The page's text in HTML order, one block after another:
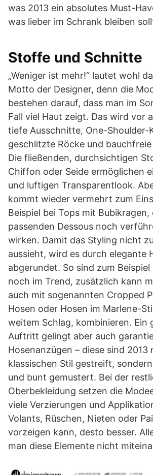
was 2013 ein absolutes Must-
was lieber im Schrank bleiben
Stoffe und Schnitte
„Weniger ist mehr!“ lautet wohl
Motto der Designer, denn die
bestehen darauf, dass man im
Fall viel Haut zeigt. Das wird vor
tiefe Ausschnitte, One-Shoulder-
geschlitzte Röcke und
Die fließenden, durchsichtigen
Chiffon oder Seide ermöglichen
und luftigen Transparentlook.
kommt wieder vermehrt zum
Beispiel bei Tops mit Bubikragen,
passenden Dessous noch
wirken. Damit das Styling nicht
aussieht, wird es durch elegante
abgerundet. So sind zum
noch im Trend, zusätzlich kann
auch mit sogenannten Cropped
Hosen oder Hosen im Marlene-
weitem Schlag, kombinieren. Ein
Auftritt gelingt aber auch
Hosenanzügen – diese sind 2013
klassischen Stil gestreift,
und bunt gemustert. Bei der
Oberbekleidung setzen die
viele Verzierungen und
Volants, Rüschen, Nieten oder
vorzeigen kann, desto besser.
man diese Elemente nicht